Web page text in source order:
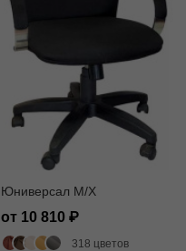
Юниверсал M/X
от 10 810
318 цветов